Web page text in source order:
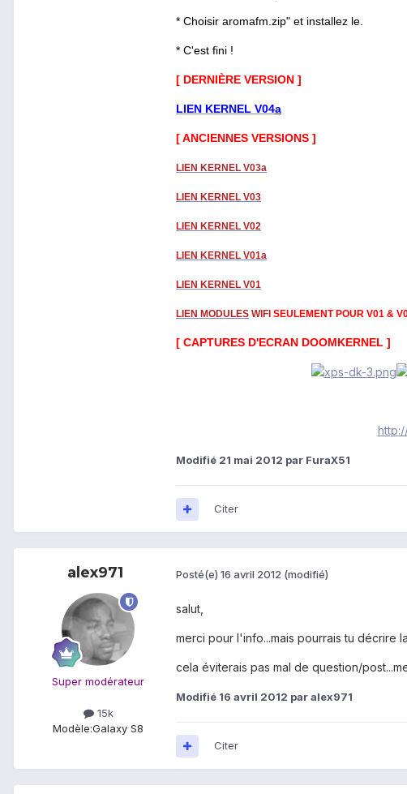
* Choisir aromafm.zip" et installez le.
* C'est fini !
[ DERNIÈRE VERSION ]
LIEN KERNEL V04a
[ ANCIENNES VERSIONS ]
LIEN KERNEL V03a
LIEN KERNEL V03
LIEN KERNEL V02
LIEN KERNEL V01a
LIEN KERNEL V01
LIEN MODULES WIFI SEULEMENT POUR V01 &
[ CAPTURES D'ECRAN DOOMKERNEL ]
Modifié 21 mai 2012 par FuraX51
Citer
alex971
Super modérateur
15k
Modèle:Galaxy S8
Posté(e) 16 avril 2012 (modifié)
salut,
merci pour l'info...mais pourrais tu décrire
cela éviterais pas mal de question/
Modifié 16 avril 2012 par alex971
Citer